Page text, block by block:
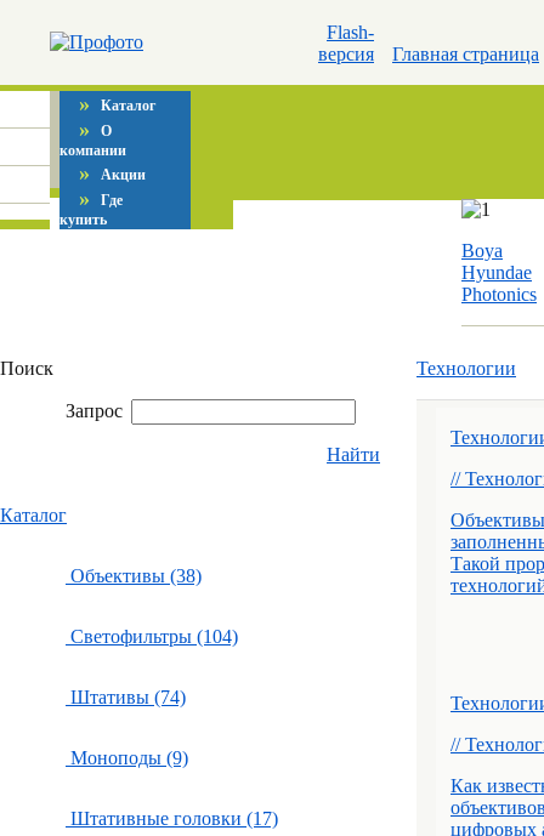
Flash-
версия
Главная страница
» Каталог
» О
компании
» Акции
» Где
купить
Boya
Hyundae
Photonics
Поиск
Запрос
Найти
Каталог
Объективы (38)
Светофильтры (104)
Штативы (74)
Моноподы (9)
Штативные головки (17)
Технологии
//
Такой
//
Как
цифровых